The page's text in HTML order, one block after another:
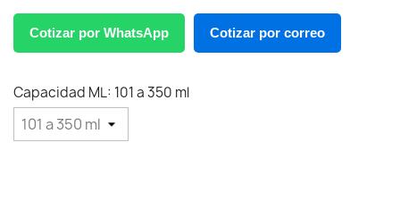
Cotizar por WhatsApp Cotizar por correo
Capacidad ML: 101 a 350 ml